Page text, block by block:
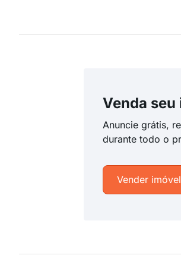
Venda
Anuncie grátis,
durante todo o
Vender imóvel